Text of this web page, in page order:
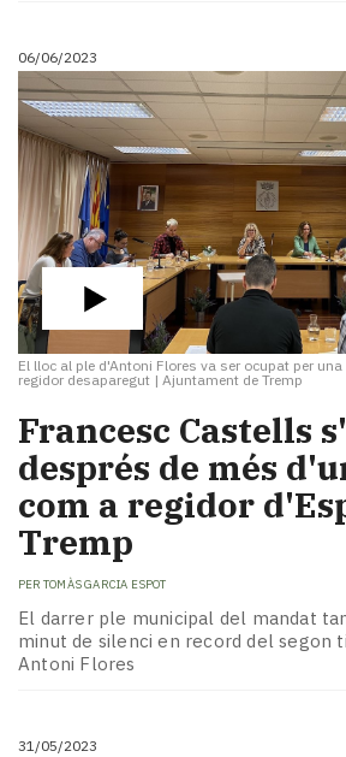
06/06/2023
El lloc al ple d'Antoni Flores va ser ocupat per
regidor desaparegut | Ajuntament de Tremp
Francesc Castells
després de més
com a regidor
Tremp
PER TOMÀS GARCIA ESPOT
El darrer ple municipal del mandat
minut de silenci en record del segon
Antoni Flores
31/05/2023